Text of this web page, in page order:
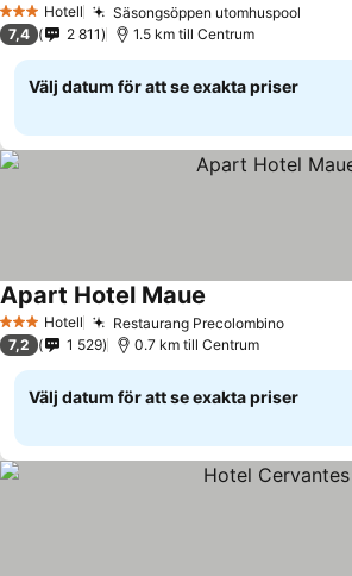
3 StjärnorHotell Säsongsöppen utomhuspool
7,4 2 811 1.5 km till Centrum
Välj datum för att se exakta priser
3 StjärnorHotell Restaurang PrecolombinoSe priser
Apart Hotel Maue
7,2 1 529 0.7 km till Centrum
Välj datum för att se exakta priser